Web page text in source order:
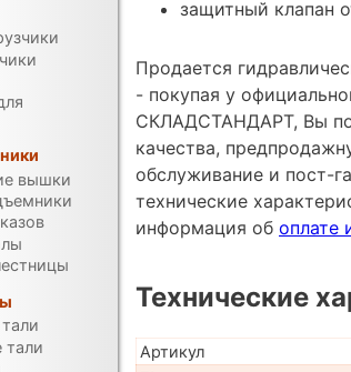
защитный клапан
Продается
- покупая у
СКЛАДСТАНДАРТ, Вы
качества,
обслуживание и пост-
технические
информация об оплате
Технические
Артикул
вышки
тали